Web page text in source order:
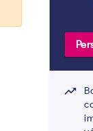
trending_up